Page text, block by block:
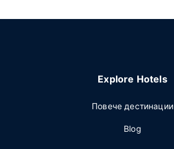
Explore Hotels
Повече дестинации
Blog